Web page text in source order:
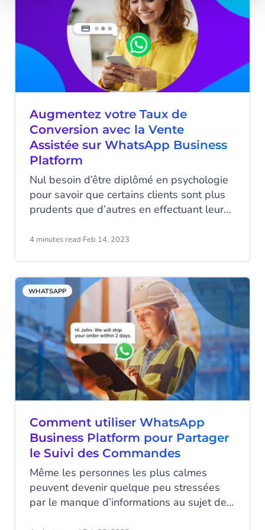
forme de marketing jusqu’à la fin des
soldes. En tant que e-commerce, vous
devez à tout prix éviter que cela ne se
produise. La solution ? Diversifier votre
stratégie marketing en fonction des
besoins et des attentes de vos clients.
Augmentez votre Taux de
Conversion avec la Vente
Assistée sur WhatsApp Business
Platform
Nul besoin d’être diplômé en psychologie
pour savoir que certains clients sont plus
prudents que d’autres en effectuant leurs
le monde s’est déjà retrouvé, à un moment
petite voix au fond de son esprit lui
assurer qu’il était sur le point de
commettre une erreur. Parfois, nous
ignorons nos doutes et finissions par
acheter le produit. Dans de nombreux
autres cas, nous abandonnons le panier
pour acheter un produit similaire ailleurs.
4 minutes read·Feb 14, 2023
WHATSAPP
Comment utiliser WhatsApp
Business Platform pour Partager
le Suivi des Commandes
Même les personnes les plus calmes
peuvent devenir quelque peu stressées
par le manque d’informations au sujet de